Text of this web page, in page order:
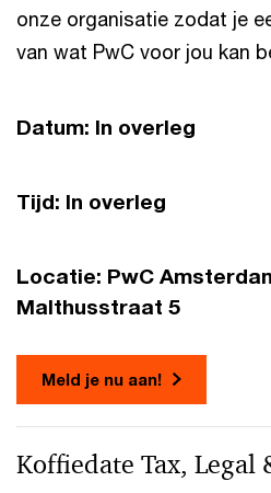
onze organisatie zodat je
van wat PwC voor jou kan
Datum: In overleg
Tijd: In overleg
Locatie: PwC
Malthusstraat 5
Meld je nu aan!
Koffiedate Tax, Legal